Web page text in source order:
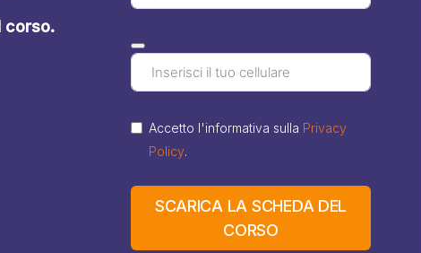
corso.
Accetto l'informativa sulla Privacy
Policy.
SCARICA LA SCHEDA DEL
CORSO